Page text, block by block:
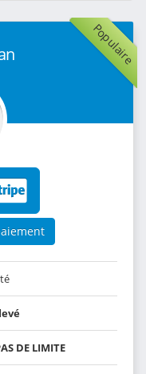
Populaire
DE LIMITE